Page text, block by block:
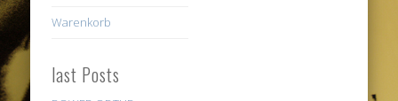
Warenkorb
last Posts